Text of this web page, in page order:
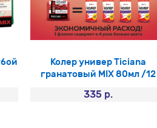
Колер универ Ticiana
гранатовый MIX 80мл /12
335 р.